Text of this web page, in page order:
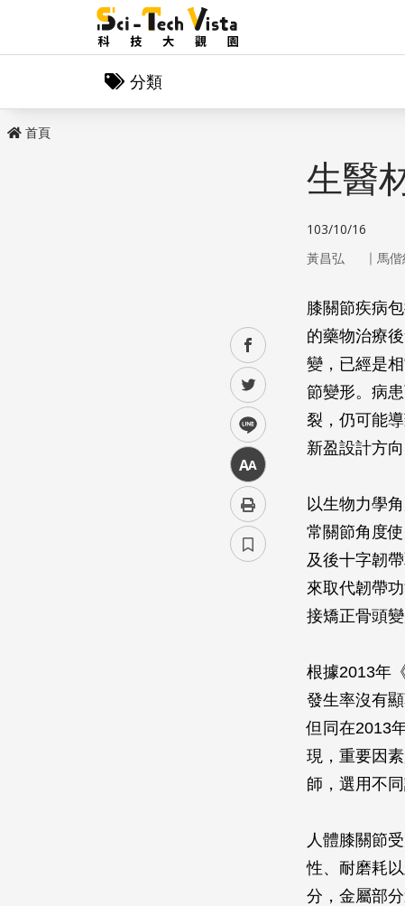
分類
首頁
facebook
twitter
line
中
生醫
103/10/16
黃昌弘 ｜ 馬
膝關節疾病
的藥物治療
變，已經是
節變形。病
裂，仍可能
新盈設計方
以生物力學
常關節角度
及後十字韌
來取代韌帶
接矯正骨頭
根據2013年
發生率沒有
但同在2013
現，重要因
師，選用不
人體膝關節
性、耐磨耗
分，金屬部